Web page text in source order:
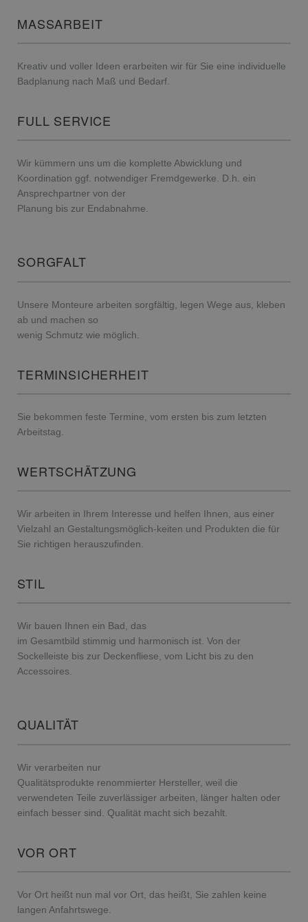
MASSARBEIT
Kreativ und voller Ideen erarbeiten wir für Sie eine individuelle
Badplanung nach Maß und Bedarf.
FULL SERVICE
Wir kümmern uns um die komplette Abwicklung und
Koordination ggf. notwendiger Fremdgewerke. D.h. ein
Ansprechpartner von der
Planung bis zur Endabnahme.
SORGFALT
Unsere Monteure arbeiten sorgfältig, legen Wege aus, kleben
ab und machen so
wenig Schmutz wie möglich.
TERMINSICHERHEIT
Sie bekommen feste Termine, vom ersten bis zum letzten
Arbeitstag.
WERTSCHÄTZUNG
Wir arbeiten in Ihrem Interesse und helfen Ihnen, aus einer
Vielzahl an Gestaltungsmöglich-keiten und Produkten die für
Sie richtigen herauszufinden.
STIL
Wir bauen Ihnen ein Bad, das
im Gesamtbild stimmig und harmonisch ist. Von der
Sockelleiste bis zur Deckenfliese, vom Licht bis zu den
Accessoires.
QUALITÄT
Wir verarbeiten nur
Qualitätsprodukte renommierter Hersteller, weil die
verwendeten Teile zuverlässiger arbeiten, länger halten oder
einfach besser sind. Qualität macht sich bezahlt.
VOR ORT
Vor Ort heißt nun mal vor Ort, das heißt, Sie zahlen keine
langen Anfahrtswege.